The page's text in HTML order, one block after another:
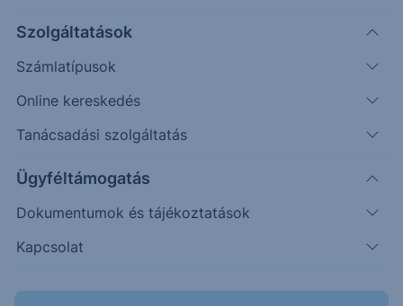
Szolgáltatások
Számlatípusok
Online kereskedés
Tanácsadási szolgáltatás
Ügyféltámogatás
Dokumentumok és tájékoztatások
Kapcsolat
amely a világ egyik vezető egészségügyi
cége. Főleg diabétesz (Mounjaro, Trulicity,
autoimmun betegségek (Taltz) kezelésére
fejleszt gyógyszereket.
ezer munkavállalót foglalkoztat
A vállalat kardiometabolikus üzletága, ahová
is tartoznak, a bevétel 74%-áért felelt a